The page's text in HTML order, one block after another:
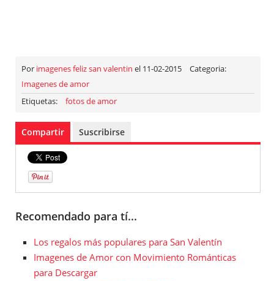
Por imagenes feliz san valentin el 11-02-2015
Categoria:
Imagenes de amor
Etiquetas:
fotos de amor
Compartir Suscribirse
Recomendado para tí...
Los regalos más populares para San Valentín
Imagenes de Amor con Movimiento Románticas
para Descargar